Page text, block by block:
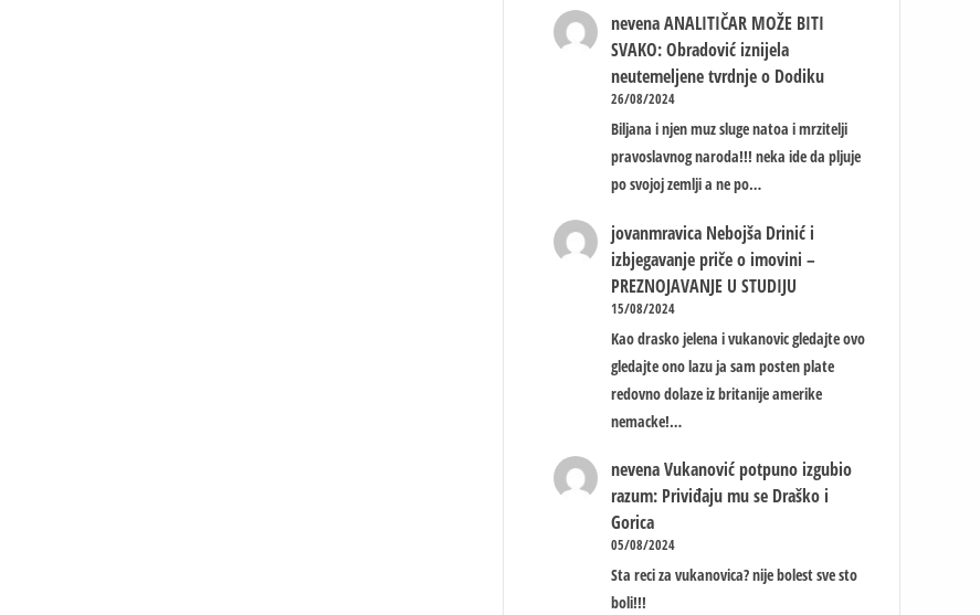
nevena ANALITIČAR MOŽE BITI
SVAKO: Obradović iznijela
neutemeljene tvrdnje o Dodiku
26/08/2024
Biljana i njen muz sluge natoa i mrzitelji
pravoslavnog naroda!!! neka ide da pljuje
po svojoj zemlji a ne po…
jovanmravica Nebojša Drinić i
izbjegavanje priče o imovini –
PREZNOJAVANJE U STUDIJU
15/08/2024
Kao drasko jelena i vukanovic gledajte ovo
gledajte ono lazu ja sam posten plate
redovno dolaze iz britanije amerike
nemacke!…
nevena Vukanović potpuno izgubio
razum: Priviđaju mu se Draško i
Gorica
05/08/2024
Sta reci za vukanovica? nije bolest sve sto
boli!!!